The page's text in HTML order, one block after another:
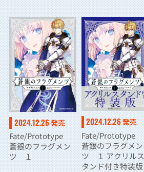
Ｘ 深海電脳楽
土 ＳＥ．ＲＡ．
ＰＨ （８）
2024.12.26発売
Fate/Prototype
蒼銀のフラグメン
ツ １
2024.12.26発売
Fate/Prototype
蒼銀のフラグメン
ツ １ アクリルス
タンド付き特装版